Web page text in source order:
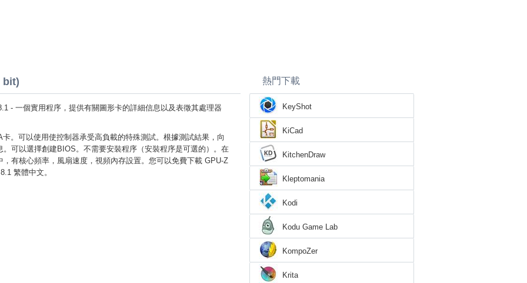
bit)
- 一個實用程序，提供有關圖形卡的詳細信息以及表徵其處理器
。可以使用使控制器承受高負載的特殊測試。根據測試結果，向
。可以選擇創建BIOS。不需要安裝程序（安裝程序是可選的）。在
，有核心頻率，風扇速度，視頻內存設置。您可以免費下載 GPU-Z
繁體中文。
熱門下載
KeyShot
KiCad
KitchenDraw
Kleptomania
Kodi
Kodu Game Lab
KompoZer
Krita